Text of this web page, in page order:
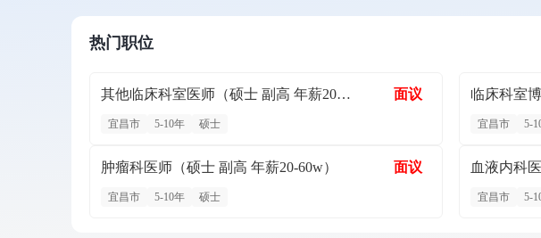
热门职位
其他临床科室医师（硕士 副高 年薪20-60w） 面议
宜昌市 5-10年 硕士
临床科室
宜昌市 5-
肿瘤科医师（硕士 副高 年薪20-60w） 面议
宜昌市 5-10年 硕士 宜昌市 5-